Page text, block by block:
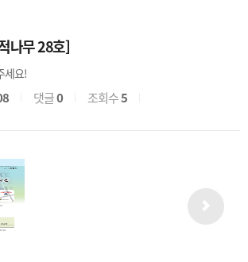
나무 28호]
세요!
댓글0 조회수5